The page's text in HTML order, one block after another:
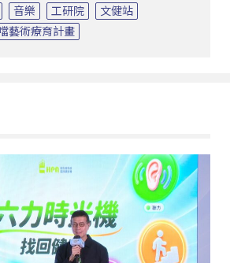
音樂 工研院
文健站
藝術療育計畫